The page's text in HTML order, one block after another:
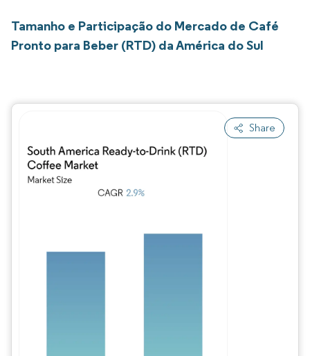
Tamanho e Participação do Mercado de Café
Pronto para Beber (RTD) da América do Sul
Share